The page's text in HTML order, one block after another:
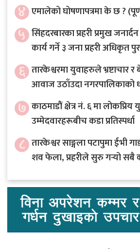
४ एमालेको घोषणापत्रमा के छ ?
५ सिंहदरबारका प्रहरी प्रमुख
कार्य गर्ने ३ जना प्रहरी अधिकृत
६ तारकेश्वरमा युवाहरुले भ्रष्टाचार र
आवाज उठाँउदा नगरपालिकाको
७ काठमाडौं क्षेत्र नं. ६ मा लोकप्रिय
उम्मेदवारहरूबीच कडा प्रतिस्पर्धा
८ तारकेश्वर साङ्गला पटापुमा ईभी
शव फेला, प्रहरीले सुरु गर्‍यो सबै